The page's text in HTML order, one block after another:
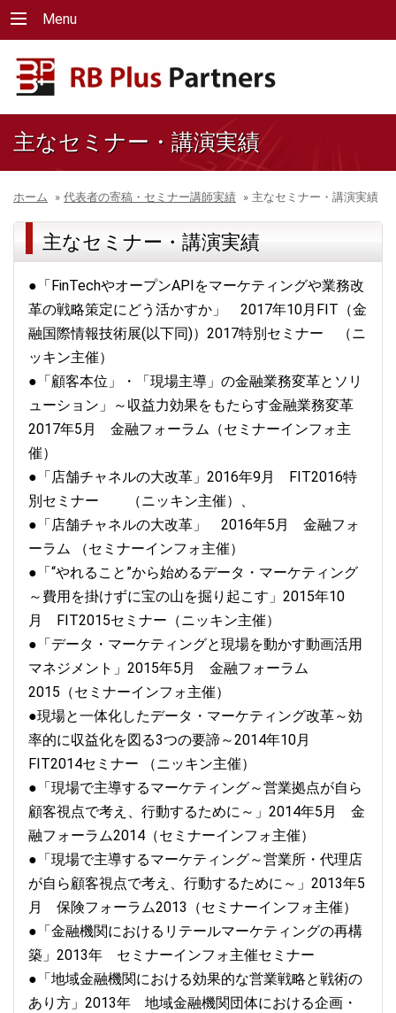
Menu
主なセミナー・講演実績
ホーム » 代表者の寄稿・セミナー講師実績 » 主なセミナー・講演実績
主なセミナー・講演実績
●「FinTechやオープンAPIをマーケティングや業務改
革の戦略策定にどう活かすか」 2017年10月FIT（金
融国際情報技術展(以下同)）2017特別セミナー （ニ
ッキン主催）
●「顧客本位」・「現場主導」の金融業務変革とソリ
ューション」～収益力効果をもたらす金融業務変革
2017年5月 金融フォーラム（セミナーインフォ主
催）
●「店舗チャネルの大改革」2016年9月 FIT2016特
別セミナー （ニッキン主催）、
●「店舗チャネルの大改革」 2016年5月 金融フォ
ーラム （セミナーインフォ主催）
●「“やれること”から始めるデータ・マーケティング
～費用を掛けずに宝の山を掘り起こす」2015年10
月 FIT2015セミナー（ニッキン主催）
●「データ・マーケティングと現場を動かす動画活用
マネジメント」2015年5月 金融フォーラム
2015（セミナーインフォ主催）
●現場と一体化したデータ・マーケティング改革～効
率的に収益化を図る3つの要諦～2014年10月
FIT2014セミナー （ニッキン主催）
●「現場で主導するマーケティング～営業拠点が自ら
顧客視点で考え、行動するために～」2014年5月 金
融フォーラム2014（セミナーインフォ主催）
●「現場で主導するマーケティング～営業所・代理店
が自ら顧客視点で考え、行動するために～」2013年5
月 保険フォーラム2013（セミナーインフォ主催）
●「金融機関におけるリテールマーケティングの再構
築」2013年 セミナーインフォ主催セミナー
●「地域金融機関における効果的な営業戦略と戦術の
あり方」2013年 地域金融機関団体における企画・